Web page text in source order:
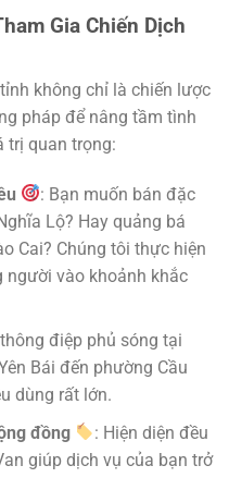
Gia Chiến Dịch
không chỉ là chiến lược
pháp để nâng tầm tình
trị quan trọng:
: Bạn muốn bán đặc
Lộ? Hay quảng bá
Cai? Chúng tôi thực hiện
người vào khoảnh khắc
điệp phủ sóng tại
Bái đến phường Cầu
dùng rất lớn.
đồng
: Hiện diện đều
giúp dịch vụ của bạn trở